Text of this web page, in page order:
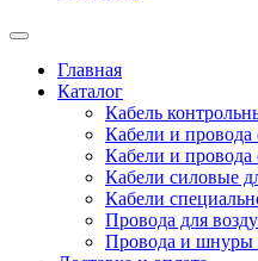
Главная
Каталог
Кабель
Кабели и провода
Кабели и провода
Кабели силовые
Кабели
Провода для
Провода и шнуры